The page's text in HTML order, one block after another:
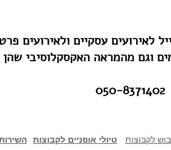
לאירועים עסקיים ולאירועים
וגם מהמראה האקסקלוסיבי
טיולי אופניים לקבוצות לקבוצות